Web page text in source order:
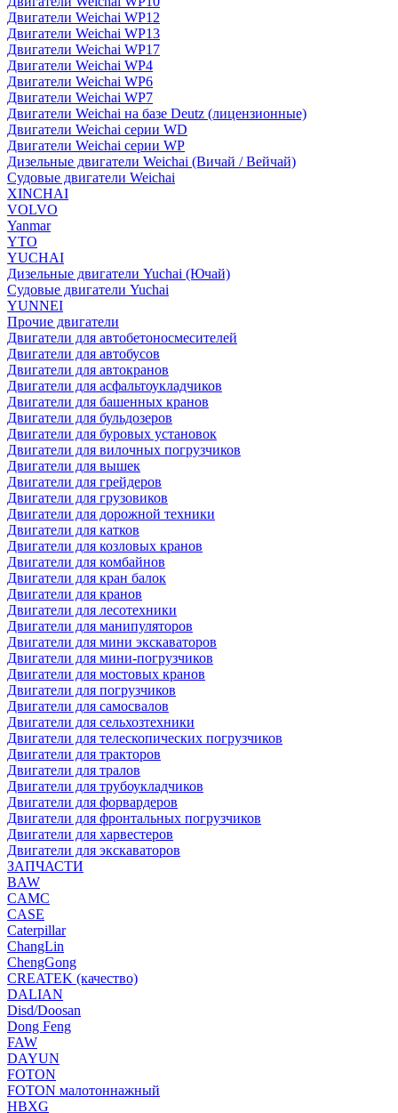
Двигатели Weichai WP12
Двигатели Weichai WP13
Двигатели Weichai WP17
Двигатели Weichai WP4
Двигатели Weichai WP6
Двигатели Weichai WP7
Двигатели Weichai на базе Deutz (лицензионные)
Двигатели Weichai серии WD
Двигатели Weichai серии WP
Дизельные двигатели Weichai (Вичай / Вейчай)
Судовые двигатели Weichai
XINCHAI
VOLVO
Yanmar
YTO
YUCHAI
Дизельные двигатели Yuchai (Ючай)
Судовые двигатели Yuchai
YUNNEI
Прочие двигатели
Двигатели для автобетоносмесителей
Двигатели для автобусов
Двигатели для автокранов
Двигатели для асфальтоукладчиков
Двигатели для башенных кранов
Двигатели для бульдозеров
Двигатели для буровых установок
Двигатели для вилочных погрузчиков
Двигатели для вышек
Двигатели для грейдеров
Двигатели для грузовиков
Двигатели для дорожной техники
Двигатели для катков
Двигатели для козловых кранов
Двигатели для комбайнов
Двигатели для кран балок
Двигатели для кранов
Двигатели для лесотехники
Двигатели для манипуляторов
Двигатели для мини экскаваторов
Двигатели для мини-погрузчиков
Двигатели для мостовых кранов
Двигатели для погрузчиков
Двигатели для самосвалов
Двигатели для сельхозтехники
Двигатели для телескопических погрузчиков
Двигатели для тракторов
Двигатели для тралов
Двигатели для трубоукладчиков
Двигатели для форвардеров
Двигатели для фронтальных погрузчиков
Двигатели для харвестеров
Двигатели для экскаваторов
ЗАПЧАСТИ
BAW
CAMC
CASE
Caterpillar
ChangLin
ChengGong
CREATEK (качество)
DALIAN
Disd/Doosan
Dong Feng
FAW
DAYUN
FOTON
FOTON малотоннажный
HBXG